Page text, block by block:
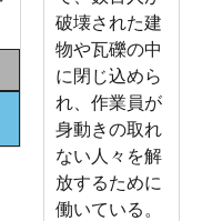
破壊された建
物や瓦礫の中
に閉じ込めら
れ、作業員が
身動きの取れ
ない人々を解
放するために
働いている。